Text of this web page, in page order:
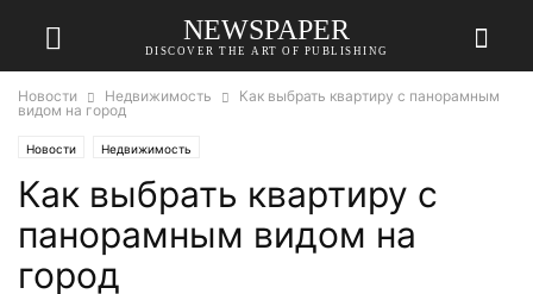
NEWSPAPER
DISCOVER THE ART OF PUBLISHING
Новости Недвижимость
Как выбрать квартиру с панорамным
видом на город
Новости Недвижимость
Как выбрать квартиру с
панорамным видом на
город